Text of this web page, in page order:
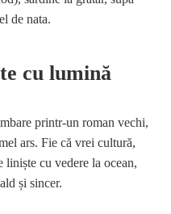
de nata.
cu lumină
printr-un roman vechi,
ars. Fie că vrei cultură,
liniște cu vedere la ocean,
și sincer.